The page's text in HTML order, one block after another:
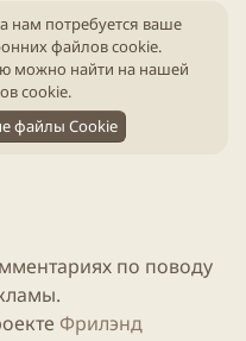
т
нам потребуется ваше
файлов cookie.
можно найти на нашей
cookie.
файлы Cookie
по поводу
Фрилэнд